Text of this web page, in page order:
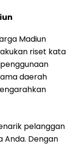
Madiun
riset kata
daerah
pelanggan
Anda. Dengan